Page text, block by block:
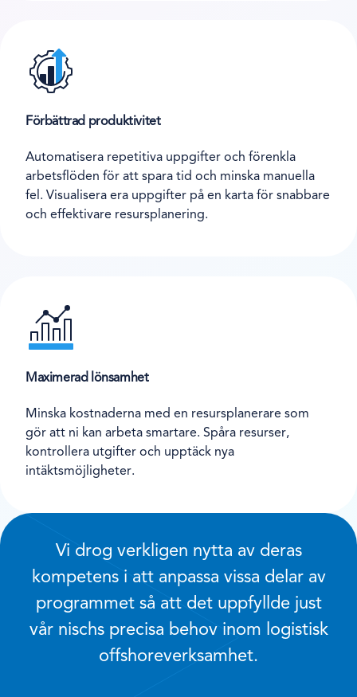
Förbättrad produktivitet
Automatisera repetitiva uppgifter och förenkla
arbetsflöden för att spara tid och minska manuella
fel. Visualisera era uppgifter på en karta för snabbare
och effektivare resursplanering.
Maximerad lönsamhet
Minska kostnaderna med en resursplanerare som
gör att ni kan arbeta smartare. Spåra resurser,
kontrollera utgifter och upptäck nya
intäktsmöjligheter.
Vi drog verkligen nytta av deras
kompetens i att anpassa vissa delar av
programmet så att det uppfyllde just
vår nischs precisa behov inom logistisk
offshoreverksamhet.